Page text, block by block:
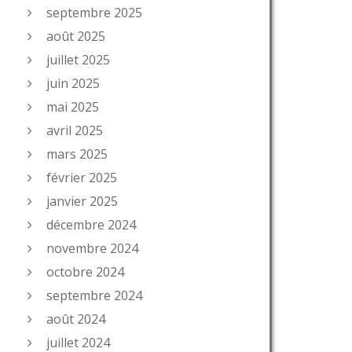
septembre 2025
août 2025
juillet 2025
juin 2025
mai 2025
avril 2025
mars 2025
février 2025
janvier 2025
décembre 2024
novembre 2024
octobre 2024
septembre 2024
août 2024
juillet 2024